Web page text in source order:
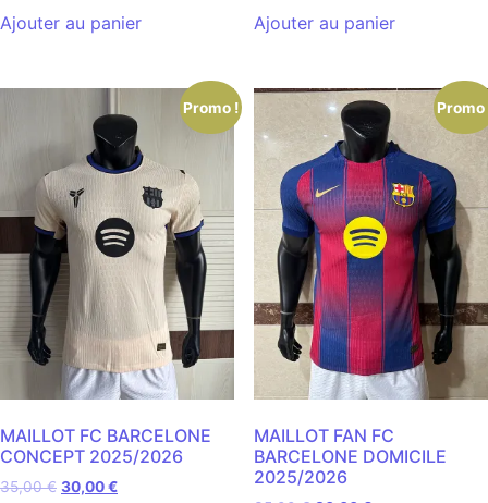
Ajouter au panier Ajouter au panier
Promo !
MAILLOT FC BARCELONE
CONCEPT 2025/2026
35,00€ 30,00€
Promo
MAILLOT FAN FC
BARCELONE DOMICILE
2025/2026